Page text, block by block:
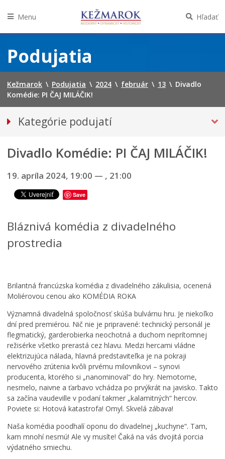
obsah
Menu Hľadať
Podujatia
Kežmarok \ Podujatia \ 2024 \ február \ 13 \ Divadlo
Komédie: PI ČAJ MILÁČIK!
Kategórie podujatí
HUDBA, TANEC, DIVADLO
Športové
Výstavy
Ročný prehľad
Divadlo Komédie: PI ČAJ MILÁČIK!
19. apríla 2024, 19:00 — , 21:00
Save
Bláznivá komédia z divadelného
prostredia
Brilantná francúzska komédia z divadelného zákulisia, ocenená
Moliérovou cenou ako KOMÉDIA ROKA
Významná divadelná spoločnosť skúša bulvárnu hru. Je niekoľko
dní pred premiérou. Nič nie je pripravené: technický personál je
flegmatický, garderobierka neochotná a duchom neprítomnej
režisérke všetko prerastá cez hlavu. Medzi hercami vládne
elektrizujúca nálada, hlavná predstaviteľka je na pokraji
nervového zrútenia kvôli prvému milovníkovi – synovi
producenta, ktorého si „nanominoval“ do hry. Nemotorne,
nesmelo, naivne a ťarbavo vchádza po prvýkrát na javisko. Takto
sa začína vaudeville v podaní takmer „kalamitných“ hercov.
Poviete si: Hotová katastrofa! Omyl. Skvelá zábava!
Naša komédia poodhalí oponu do divadelnej „kuchyne“. Tam,
kam mnohí nesmú! Ale vy musíte! Čaká na vás dvojitá porcia
výdatného smiechu.